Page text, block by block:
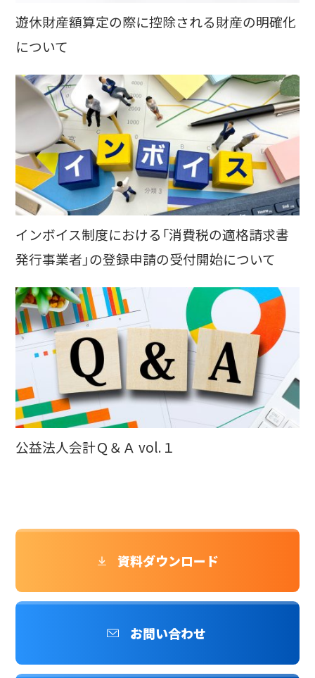
遊休財産額算定の際に控除される財産の明確化
について
インボイス制度における「消費税の適格請求書
発行事業者」の登録申請の受付開始について
公益法人会計Ｑ＆Ａ vol.１
資料ダウンロード
お問い合わせ